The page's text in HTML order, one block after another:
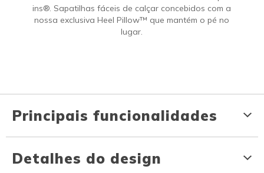
ins®. Sapatilhas fáceis de calçar concebidos com a
nossa exclusiva Heel Pillow™ que mantém o pé no
lugar.
Principais funcionalidades
Detalhes do design